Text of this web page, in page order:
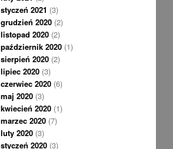
styczeń 2021 (3)
grudzień 2020 (2)
listopad 2020 (2)
październik 2020 (1)
sierpień 2020 (2)
lipiec 2020 (3)
czerwiec 2020 (6)
maj 2020 (3)
kwiecień 2020 (1)
marzec 2020 (7)
luty 2020 (3)
styczeń 2020 (3)